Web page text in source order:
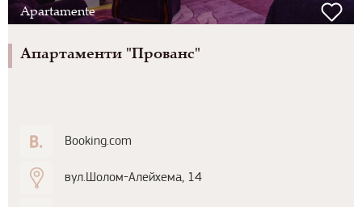
Apartamente
Апартаменти "Прованс"
Booking.com
вул.Шолом-Алейхема, 14